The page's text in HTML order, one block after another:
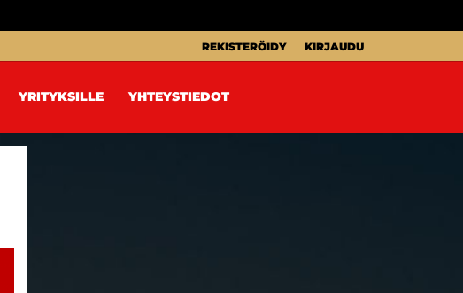
REKISTERÖIDY KIRJAUDU
YRITYKSILLE YHTEYSTIEDOT